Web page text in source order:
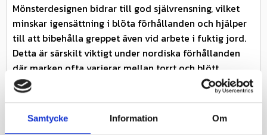
Samtycke Information Om
Mönsterdesignen bidrar till god självrensning, vilket
minskar igensättning i blöta förhållanden och hjälper
till att bibehålla greppet även vid arbete i fuktig jord.
Detta är särskilt viktigt under nordiska förhållanden
där marken ofta varierar mellan torrt och blött.
Gripking är ett genomtänkt val för dig som söker ett
prisvärt och funktionellt drivdäck till traktor med bra
balans mellan grepp, hållbarhet och stabilitet.